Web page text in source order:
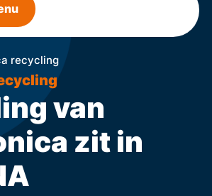
recycling
van
zit in